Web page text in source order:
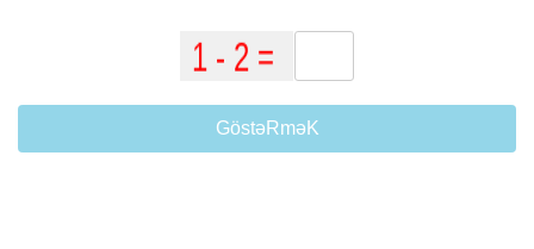
GöstəRməK